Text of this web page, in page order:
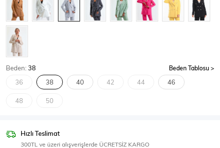
Body Atlet Crop & Büstiyer
SPOR GİYİM
Eşofman Üstü
Beden:38 Beden Tablosu
36 38 40 42 44 46
48 50
Hızlı Teslimat
300TL ve üzeri alışverişlerde ÜCRETSİZ KARGO